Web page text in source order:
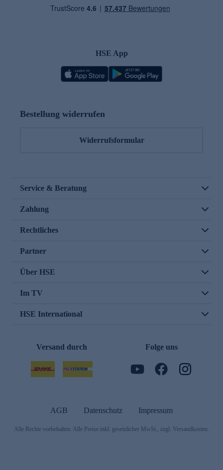
HSE App
Bestellung widerrufen
Widerrufsformular
Service & Beratung
Zahlung
Rechtliches
Partner
Über HSE
Im TV
HSE International
Versand durch Folge uns
AGB Datenschutz Impressum
Alle Rechte vorbehalten. Alle Preise inkl. gesetzlicher MwSt., zzgl. Versandkosten.